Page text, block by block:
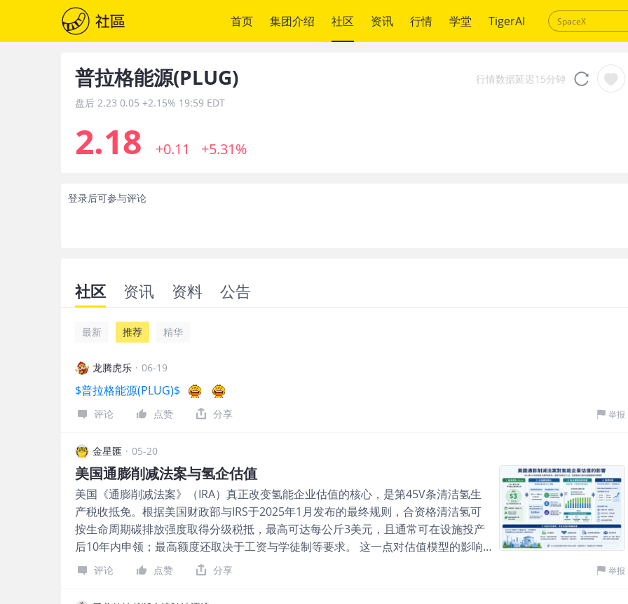
首页 集团介绍 社区 资讯 行情 学堂 TigerAI
普拉格能源(PLUG)
盘后 2.23 0.05 +2.15% 19:59 EDT
2.18 +0.11 +5.31%
行情数据延迟15分钟
登录后可参与评论
社区 资讯 资料 公告
最新 推荐 精华
龙腾虎乐 · 06-19
$普拉格能源(PLUG)$
评论 点赞 分享 举报
金星匯 · 05-20
美国通膨削减法案与氢企估值
美国《通膨削减法案》（IRA）真正改变氢能企业估值的核心，是第45V条清洁氢生
产税收抵免。根据美国财政部与IRS于2025年1月发布的最终规则，合资格清洁氢可
按生命周期碳排放强度取得分级税抵，最高可达每公斤3美元，且通常可在设施投产
后10年内申领；最高额度还取决于工资与学徒制等要求。 这一点对估值模型的影响
非常直接。过去市场评估氢能企业，往往把重点放在「未来市场规模」与「技术路
吨，即1亿公斤，若完全符合最高税抵条件，理论上每年可形成最高3亿美元的税收抵
评论 点赞 分享 举报